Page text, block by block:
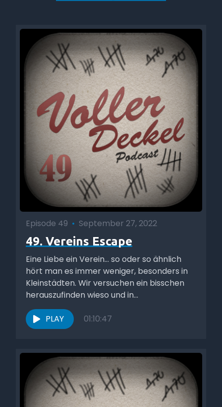
Episode 49 • September 27, 2022
49. Vereins Escape
Eine Liebe ein Verein... so oder so ähnlich
hört man es immer weniger, besonders in
Kleinstädten. Wir versuchen ein bisschen
herauszufinden wieso und in...
PLAY 01:10:47